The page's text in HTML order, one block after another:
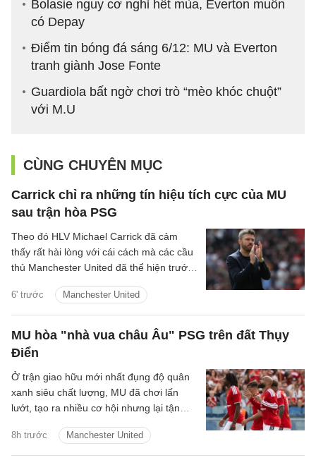
Bolasie nguy cơ nghỉ hết mùa, Everton muốn
có Depay
Điểm tin bóng đá sáng 6/12: MU và Everton
tranh giành Jose Fonte
Guardiola bất ngờ chơi trò “mèo khóc chuột”
với M.U
CÙNG CHUYÊN MỤC
Carrick chỉ ra những tín hiệu tích cực của MU
sau trận hòa PSG
6' trước Manchester United
Theo đó HLV Michael Carrick đã cảm
thấy rất hài lòng với cái cách mà các cầu
thủ Manchester United đã thể hiện trước
MU hòa "nhà vua châu Âu" PSG trên đất Thụy
Điển
8h trước Manchester United
Ở trận giao hữu mới nhất đụng độ quân
xanh siêu chất lượng, MU đã chơi lấn
lướt, tạo ra nhiều cơ hội nhưng lại tận
quả hòa.